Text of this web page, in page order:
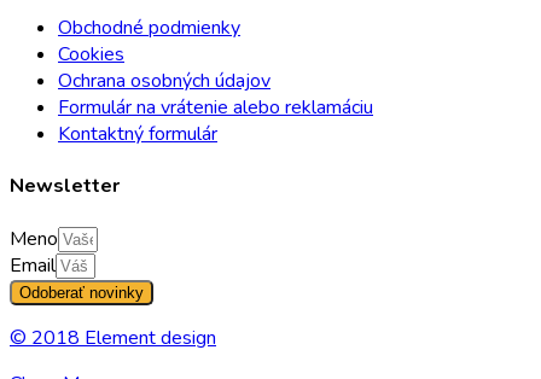
Obchodné podmienky
Cookies
Ochrana osobných údajov
Formulár na vrátenie alebo reklamáciu
Kontaktný formulár
Newsletter
Meno
Email
Odoberať novinky
© 2018 Element design